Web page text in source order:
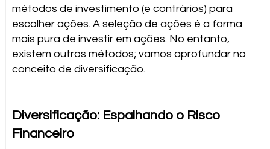
métodos de investimento (e contrários) para
escolher ações. A seleção de ações é a forma
mais pura de investir em ações. No entanto,
existem outros métodos; vamos aprofundar no
conceito de diversificação.
Diversificação: Espalhando o Risco
Financeiro